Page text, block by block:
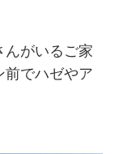
んがいるご家
前でハゼやア